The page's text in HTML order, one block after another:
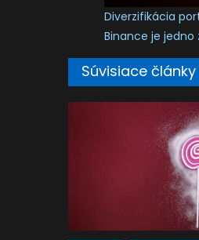
Diverzifikácia
Binance je jedno
Súvisiace články